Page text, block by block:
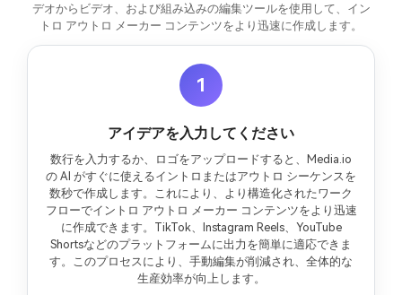
デオからビデオ、および組み込みの編集ツールを使用して、イン
トロ アウトロ メーカー コンテンツをより迅速に作成します。
1
アイデアを入力してください
数行を入力するか、ロゴをアップロードすると、Media.io
の AI がすぐに使えるイントロまたはアウトロ シーケンスを
数秒で作成します。これにより、より構造化されたワーク
フローでイントロ アウトロ メーカー コンテンツをより迅速
に作成できます。TikTok、Instagram Reels、YouTube
Shortsなどのプラットフォームに出力を簡単に適応できま
す。このプロセスにより、手動編集が削減され、全体的な
生産効率が向上します。